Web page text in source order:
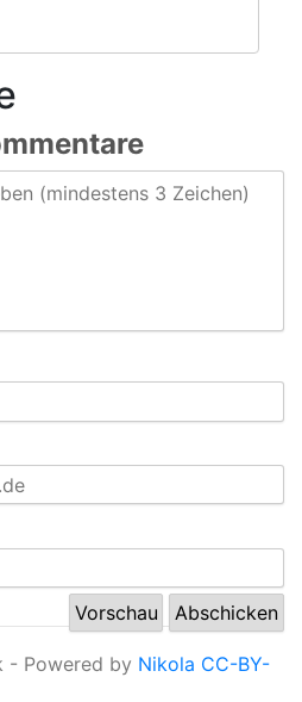
Powered by Nikola CC-BY-